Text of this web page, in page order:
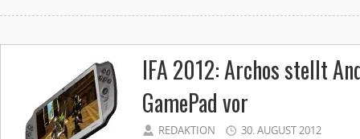
IFA 2012: Archos stellt
GamePad vor
REDAKTION 30. AUGUST 2012